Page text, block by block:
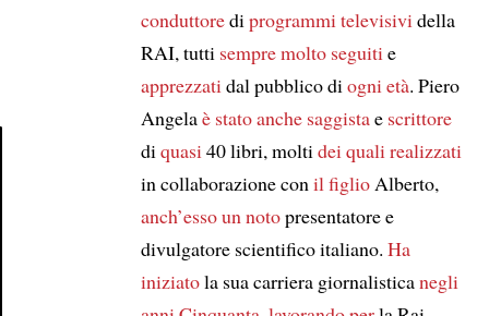
conduttoredi programmi televisivi della
RAI, tutti sempremolto seguiti e
apprezzati dal pubblico di ogni età. Piero
Angelaè stato anche saggistae scrittore
di quasi 40 libri, molti dei quali realizzati
in collaborazione con il figlioAlberto,
anch’esso un notopresentatore e
divulgatore scientifico italiano. Ha
iniziatola sua carriera giornalisticanegli